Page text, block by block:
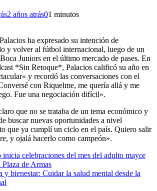
2 años atrás01 minutos
ha expresado su intención de
y volver al fútbol internacional, luego de un
Juniors en el último mercado de pases. En
*Sin Retoque*, Palacios calificó su año en
y recordó las conversaciones con el
con Riquelme, me quería allá y me
Fue una negociación difícil».
que no se trataba de un tema económico y
buscar nuevas oportunidades a nivel
que ya cumplí un ciclo en el país. Quiero salir
y ojalá hacerlo como campeón».
celebraciones del mes del adulto mayor
de Armas
y bienestar: Cuidar la salud mental desde la